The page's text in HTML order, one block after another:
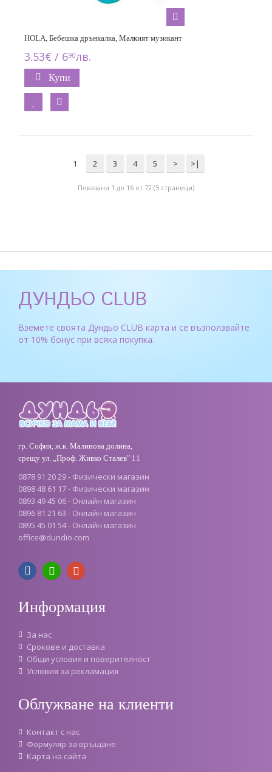
HOLA, Бебешка дрънкалка, Малкият музикант
3.53€ / 690лв.
Купи
1 2 3 4 5 > >|
Показани 1 до 16 от 72 (5 страници)
ДУНДЬО CLUB
Вземете своята Дундьо CLUB карта и се възползвайте
от 10% бонус при всяка покупка.
гр. София, ж.к. Малинова долина,
срещу ул. „Проф. Живко Сталев" 11
0878 91 20 29 - Физически магазин
0898 48 61 17 - Физически магазин
0893 49 45 06 - Онлайн магазин
0896 81 21 63 - Онлайн магазин
0895 45 01 54 - Онлайн магазин
office@dundio.com
Информация
За нас
Срокове и доставка
Oбщи условия и поверителност
Условия за рекламация
Облужване на клиенти
Контакт с нас
Формуляр за връщане
Карта на сайта